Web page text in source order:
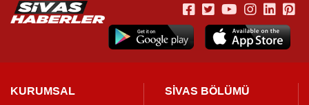
KURUMSAL SİVAS BÖLÜMÜ